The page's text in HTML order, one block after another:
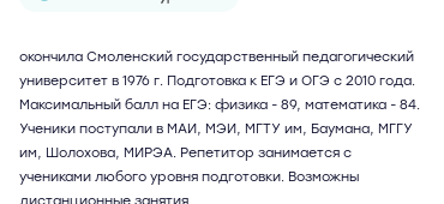
окончила Смоленский государственный педагогический
университет в 1976 г. Подготовка к ЕГЭ и ОГЭ с 2010 года.
Максимальный балл на ЕГЭ: физика - 89, математика - 84.
Ученики поступали в МАИ, МЭИ, МГТУ им, Баумана, МГГУ
им, Шолохова, МИРЭА. Репетитор занимается с
учениками любого уровня подготовки. Возможны